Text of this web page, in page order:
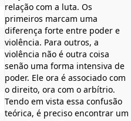
relação com a luta. Os
primeiros marcam uma
diferença forte entre poder e
violência. Para outros, a
violência não é outra coisa
senão uma forma intensiva de
poder. Ele ora é associado com
o direito, ora com o arbítrio.
Tendo em vista essa confusão
teórica, é preciso encontrar um